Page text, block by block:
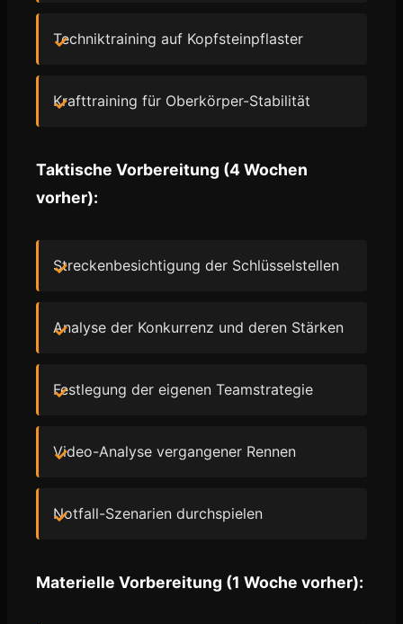
Techniktraining auf Kopfsteinpflaster
Krafttraining für Oberkörper-Stabilität
Taktische Vorbereitung (4 Wochen
vorher):
Streckenbesichtigung der Schlüsselstellen
Analyse der Konkurrenz und deren Stärken
Festlegung der eigenen Teamstrategie
Video-Analyse vergangener Rennen
Notfall-Szenarien durchspielen
Materielle Vorbereitung (1 Woche vorher):